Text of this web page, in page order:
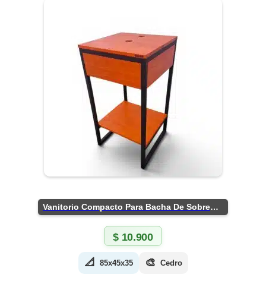
Vanitorio Compacto Para Bacha De Sobreponer
$10.900
📐 85x45x35 🎨 Cedro